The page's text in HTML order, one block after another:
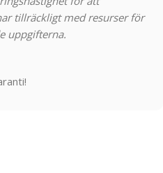
tillräckligt med resurser för
uppgifterna.